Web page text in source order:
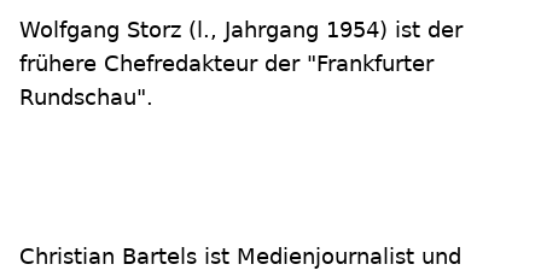
Wolfgang Storz (l., Jahrgang 1954) ist der
frühere Chefredakteur der "Frankfurter
Rundschau".
Christian Bartels ist Medienjournalist und